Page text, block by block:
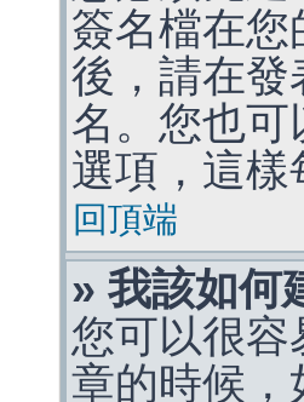
簽名檔在
後，請在
名。您也
選項，這
回頂端
» 我該如何
您可以很
章的時候，